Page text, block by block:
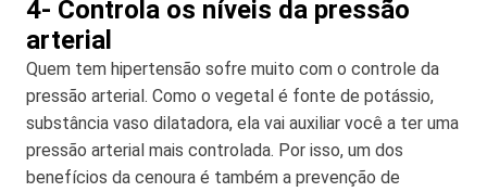
4- Controla os níveis da pressão
arterial
Quem tem hipertensão sofre muito com o controle da
pressão arterial. Como o vegetal é fonte de potássio,
substância vaso dilatadora, ela vai auxiliar você a ter uma
pressão arterial mais controlada. Por isso, um dos
benefícios da cenoura é também a prevenção de